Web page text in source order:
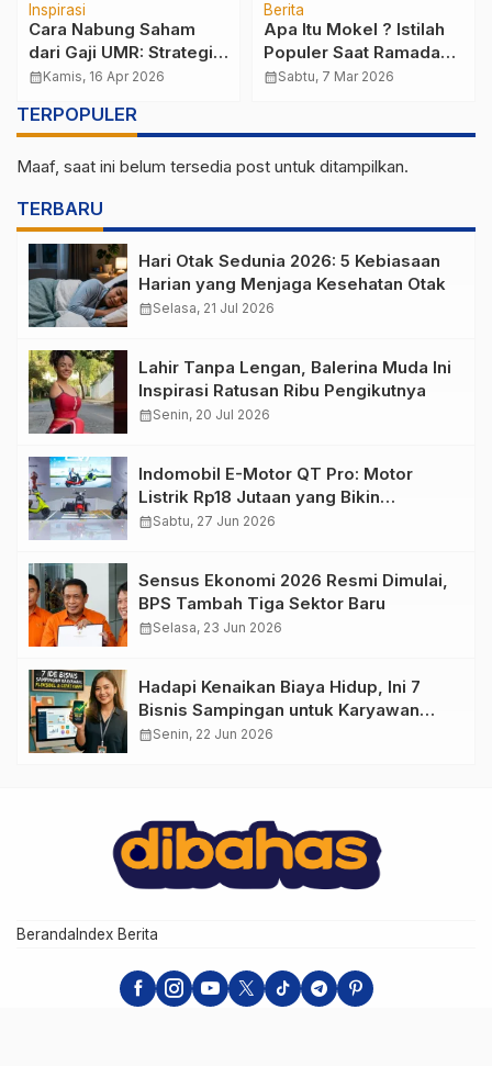
Inspirasi
Cara Nabung Saham
dari Gaji UMR: Strategi
Membangun Aset
calendar_monthKamis, 16 Apr 2026
Berita
Apa Itu Mokel ? Istilah
Populer Saat Ramadan
yang Sering Dipakai
calendar_monthSabtu, 7 Mar 2026
TERPOPULER
Maaf, saat ini belum tersedia post untuk ditampilkan.
TERBARU
Hari Otak Sedunia 2026: 5 Kebiasaan
Harian yang Menjaga Kesehatan Otak
calendar_monthSelasa, 21 Jul 2026
Lahir Tanpa Lengan, Balerina Muda Ini
Inspirasi Ratusan Ribu Pengikutnya
calendar_monthSenin, 20 Jul 2026
Indomobil E-Motor QT Pro: Motor
Listrik Rp18 Jutaan yang Bikin
Penasaran
calendar_monthSabtu, 27 Jun 2026
Sensus Ekonomi 2026 Resmi Dimulai,
BPS Tambah Tiga Sektor Baru
calendar_monthSelasa, 23 Jun 2026
Hadapi Kenaikan Biaya Hidup, Ini 7
Bisnis Sampingan untuk Karyawan
yang Waktunya Sempit
calendar_monthSenin, 22 Jun 2026
Beranda Index Berita